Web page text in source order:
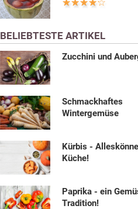
BELIEBTESTE ARTIKEL
Zucchini und
Schmackhaftes
Wintergemüse
Kürbis -
Küche!
Paprika - ein
Tradition!